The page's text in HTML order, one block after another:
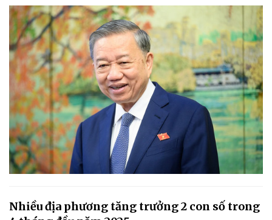
Nhiều địa phương tăng trưởng 2 con số trong